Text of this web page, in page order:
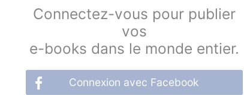
Connectez-vous pour publier
vos
e-books dans le monde entier.
Connexion avec Facebook